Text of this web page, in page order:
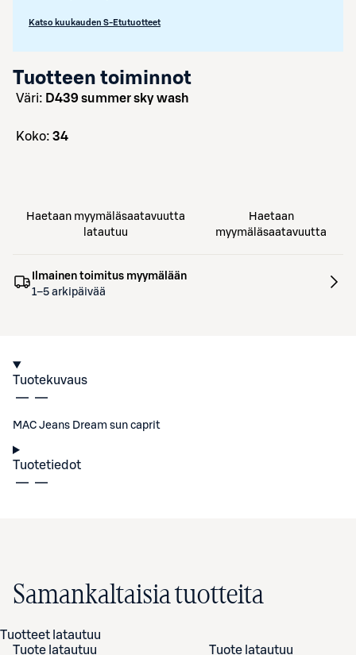
Katso kuukauden S-Etutuotteet
Tuotteen toiminnot
väri: D439 summer sky wash
koko: 34
Haetaan myymäläsaatavuutta
latautuu
Haetaan
myymäläsaatavuutta
Ilmainen toimitus myymälään
1–5 arkipäivää
Tuotekuvaus
MAC Jeans Dream sun caprit
Tuotetiedot
Samankaltaisia tuotteita
Tuotteet latautuu
Tuote latautuu
Tuote latautuu